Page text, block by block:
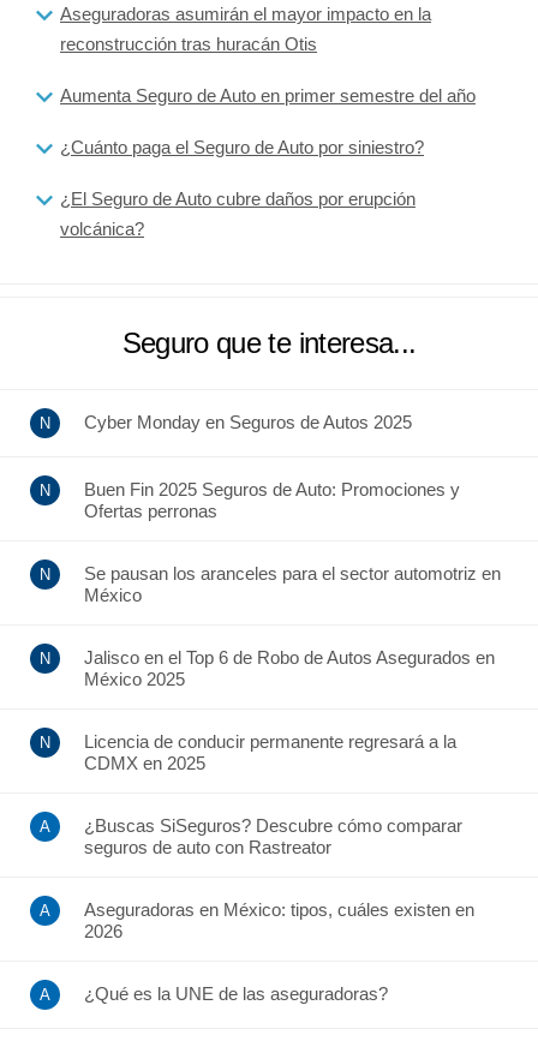
Aseguradoras asumirán el mayor impacto en la
reconstrucción tras huracán Otis
Aumenta Seguro de Auto en primer semestre del año
¿Cuánto paga el Seguro de Auto por siniestro?
¿El Seguro de Auto cubre daños por erupción
volcánica?
Seguro que te interesa...
Cyber Monday en Seguros de Autos 2025
Buen Fin 2025 Seguros de Auto: Promociones y
Ofertas perronas
Se pausan los aranceles para el sector automotriz en
México
Jalisco en el Top 6 de Robo de Autos Asegurados en
México 2025
Licencia de conducir permanente regresará a la
CDMX en 2025
¿Buscas SiSeguros? Descubre cómo comparar
seguros de auto con Rastreator
Aseguradoras en México: tipos, cuáles existen en
2026
¿Qué es la UNE de las aseguradoras?